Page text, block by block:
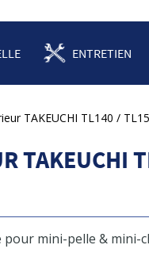
ENTRETIEN
TAKEUCHI TL140 /
TAKEUCHI
mini-pelle & mini-